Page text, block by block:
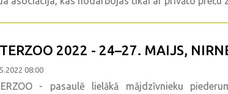
2022 - 24–27. MAIJS,
08:00
- pasaulē lielākā mājdzīvnieku